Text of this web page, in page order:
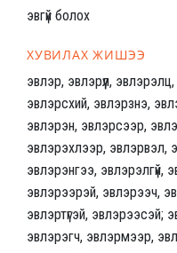
эвгүй болох
ХУВИЛАХ ЖИШЭЭ
эвлэр, эвлэрүүл,
эвлэрсхий, эвлэрзнэ,
эвлэрэн, эвлэрсээр,
эвлэрэхлээр, эвлэрвэл,
эвлэрэнгээ, эвлэрэлгүй,
эвлэрээрэй, эвлэрээч,
эвлэртүгэй, эвлэрээсэй;
эвлэрэгч, эвлэрмээр,